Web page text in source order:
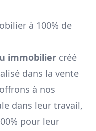
à 100% de
immobilier créé
dans la vente
à nos
dans leur travail,
pour leur